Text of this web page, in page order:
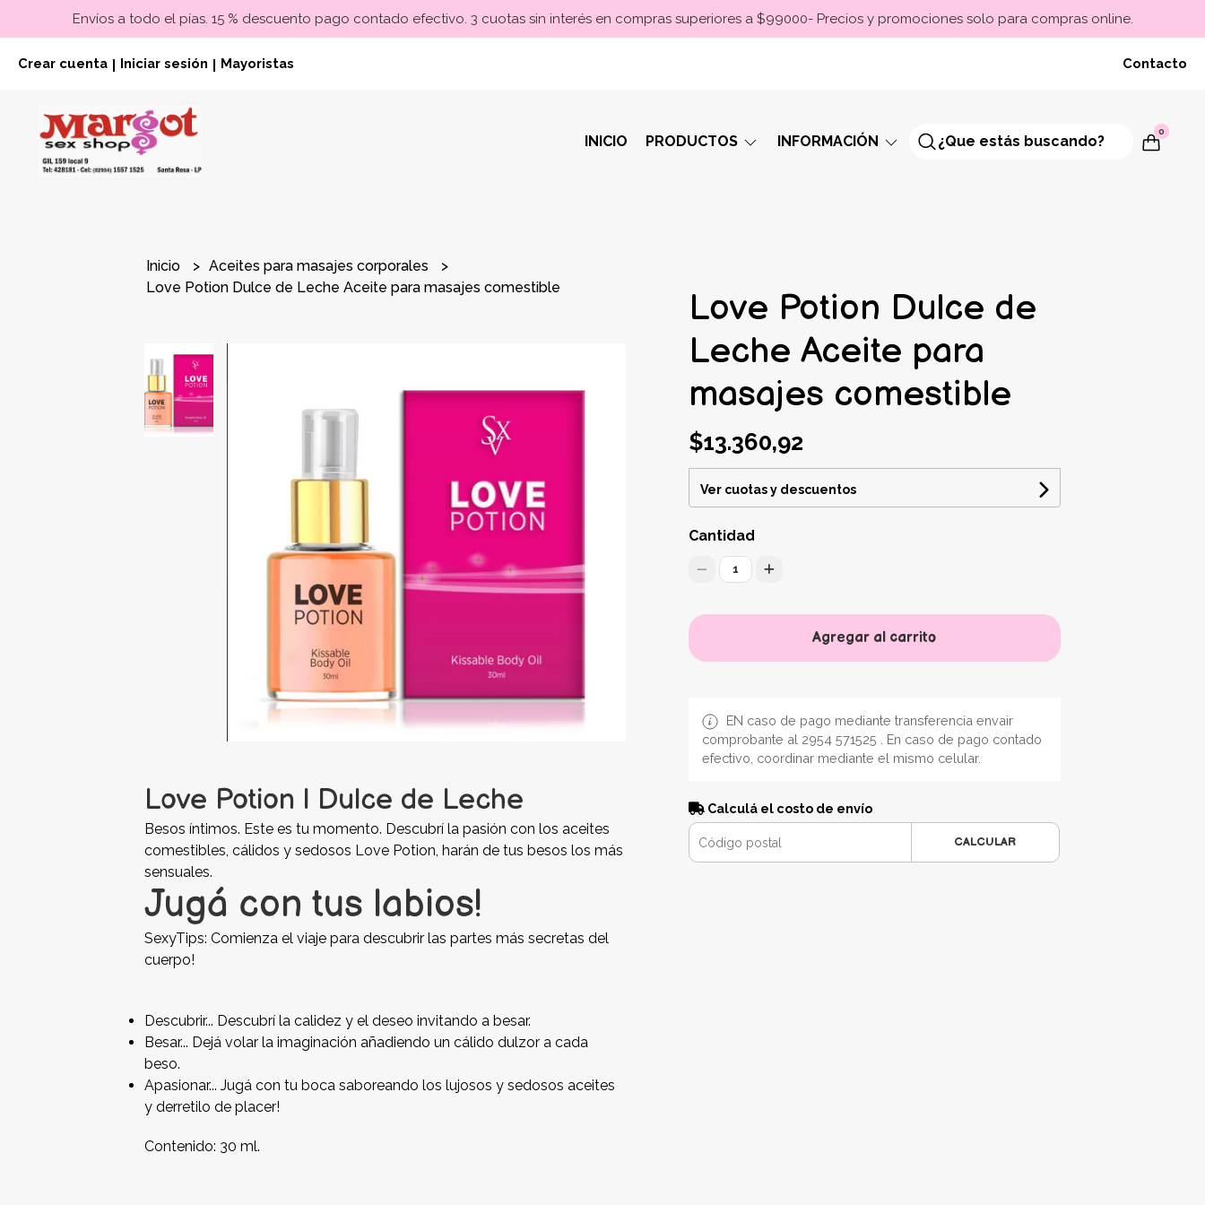
Envíos a todo el pías. 15 % descuento pago contado efectivo. 3 cuotas sin interés en compras superiores a $99000- Precios y promociones solo para compras online.
Crear cuenta Iniciar sesión Mayoristas Contacto
INICIO PRODUCTOS INFORMACIÓN
0
Inicio
Aceites para masajes corporales
Love Potion Dulce de Leche Aceite para masajes comestible
Love Potion | Dulce de Leche
Besos íntimos. Este es tu momento. Descubrí la pasión con los aceites
comestibles, cálidos y sedosos Love Potion, harán de tus besos los más
sensuales.
Jugá con tus labios!
SexyTips: Comienza el viaje para descubrir las partes más secretas del
cuerpo!
Descubrir... Descubrí la calidez y el deseo invitando a besar.
Besar... Dejá volar la imaginación añadiendo un cálido dulzor a cada
beso.
Apasionar... Jugá con tu boca saboreando los lujosos y sedosos aceites
y derretilo de placer!
Contenido: 30 ml.
Love Potion Dulce de
Leche Aceite para
masajes comestible
$13.360,92
Ver cuotas y descuentos
Cantidad
1
Agregar al carrito
EN caso de pago mediante transferencia envair
comprobante al 2954 571525 . En caso de pago contado
efectivo, coordinar mediante el mismo celular.
Calculá el costo de envío
CALCULAR